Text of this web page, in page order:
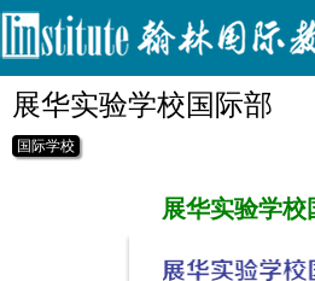
展华实验学校国际部
国际学校
展华实验学校